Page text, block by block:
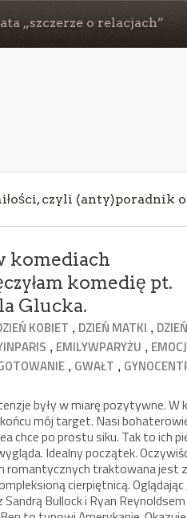
„szczerze o relacjach”
czyli (anty)poradnik
komediach
komedię pt.
Glucka.
KOBIET , DZIEŃ MATKI , DZIEŃ
, EMILYWPARYŻU ,
, GWAŁT ,
były w miarę pozytywne. W
mój target. Nasi
chce po prostu siku. Tak to ich
Idealny początek.
romantycznych traktowana jest z
cierpiętnicą. Oglądając
Bullock i Ryan